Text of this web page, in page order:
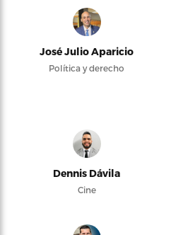
José Julio Aparicio
Política y derecho
Dennis Dávila
Cine